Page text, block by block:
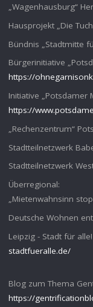
„Wagenhausburg“
Hausprojekt „Die
Bündnis „Stadtmitte
Bürgerinitiative
https://
Initiative „Potsdamer
https://
„Rechenzentrum“
Stadtteilnetzwerk
Stadtteilnetzwerk
Überregional:
„Mietenwahnsinn
Deutsche Wohnen
Leipzig - Stadt für
stadtfueralle.de/
Blog zum Thema
https://